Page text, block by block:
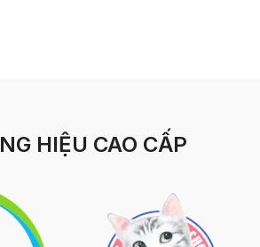
HIỆU CAO CẤP